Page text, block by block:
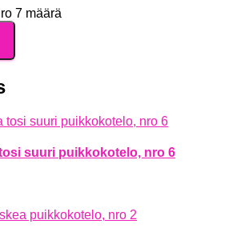
7 määrä
suuri puikkokotelo, nro 6